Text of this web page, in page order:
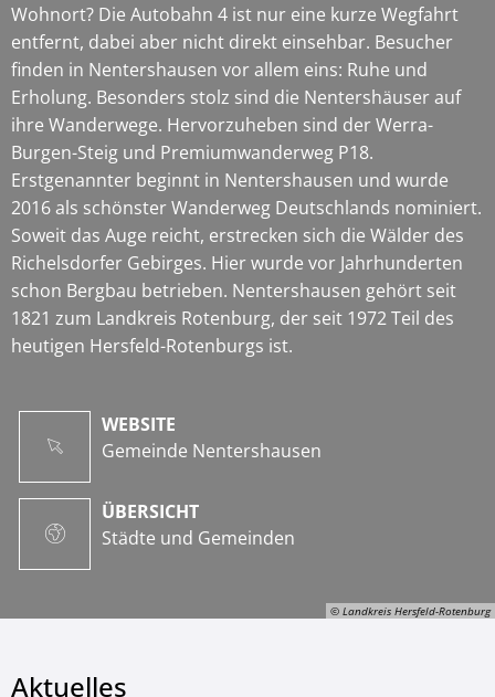
© Landkreis Hersfeld-Rotenburg
Wohnort? Die Autobahn 4 ist nur eine kurze Wegfahrt
entfernt, dabei aber nicht direkt einsehbar. Besucher
finden in Nentershausen vor allem eins: Ruhe und
Erholung. Besonders stolz sind die Nentershäuser auf
ihre Wanderwege. Hervorzuheben sind der Werra-
Burgen-Steig und Premiumwanderweg P18.
Erstgenannter beginnt in Nentershausen und wurde
2016 als schönster Wanderweg Deutschlands nominiert.
Soweit das Auge reicht, erstrecken sich die Wälder des
Richelsdorfer Gebirges. Hier wurde vor Jahrhunderten
schon Bergbau betrieben. Nentershausen gehört seit
1821 zum Landkreis Rotenburg, der seit 1972 Teil des
heutigen Hersfeld-Rotenburgs ist.
WEBSITE
Gemeinde Nentershausen
ÜBERSICHT
Städte und Gemeinden
Aktuelles